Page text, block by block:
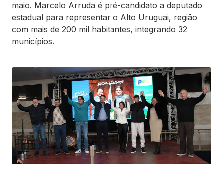
maio. Marcelo Arruda é pré-candidato a deputado
estadual para representar o Alto Uruguai, região
com mais de 200 mil habitantes, integrando 32
municípios.